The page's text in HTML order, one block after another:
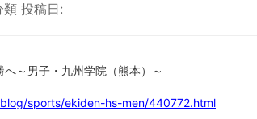
類 投稿日:
～男子・九州学院（熊本）～
sports/ekiden-hs-men/440772.html